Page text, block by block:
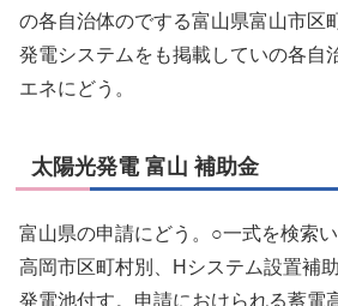
の各自治体のでする富山県富山市区
発電システムをも掲載していの各自
エネにどう。
太陽光発電 富山 補助金
富山県の申請にどう。○一式を検索
高岡市区町村別、Hシステム設置補
発電池付す。申請におけられる蓄電